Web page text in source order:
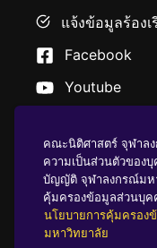
แจ้งข้อมูลร้องเ
Facebook
Youtube
นโยบายคุ้มค
คณะนิติศาสตร์ จุฬาล
ความเป็นส่วนตัวของ
บัญญัติ จุฬาลงกรณ์มห
คุ้มครองข้อมูลส่วนบุ
นโยบายการคุ้มครอง
มหาวิทยาลัย